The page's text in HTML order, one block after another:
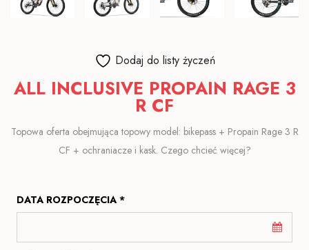
Dodaj do listy życzeń
ALL INCLUSIVE PROPAIN RAGE 3
R CF
Topowa oferta obejmująca topowy model: bikepass + Propain Rage 3 R
CF + ochraniacze i kask. Czego chcieć więcej?
DATA ROZPOCZĘCIA *